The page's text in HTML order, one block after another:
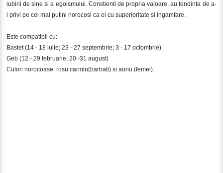
iubirii de sine si a egoismului. Constienti de propria valoare, au tendinta de a-
i privi pe cei mai putini norocosi ca ei cu superioritate si ingamfare.
Este compatibil cu:
Bastet (14 - 18 iulie; 23 - 27 septembrie; 3 - 17 octombrie)
Geb (12 - 29 februarie; 20 -31 august)
Culori norocoase: rosu carmin(barbati) si auriu (femei).